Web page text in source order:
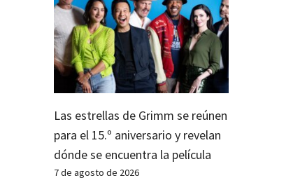
Las estrellas de Grimm se reúnen
para el 15.º aniversario y revelan
dónde se encuentra la película
7 de agosto de 2026